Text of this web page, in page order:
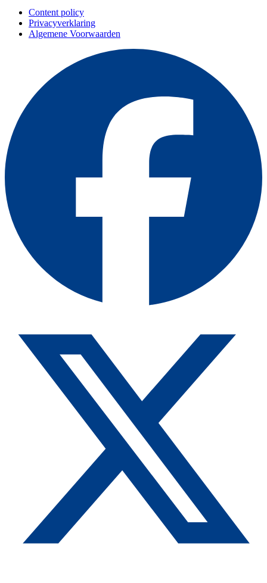
Content policy
Privacyverklaring
Algemene Voorwaarden